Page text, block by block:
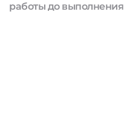
работы до выполнения